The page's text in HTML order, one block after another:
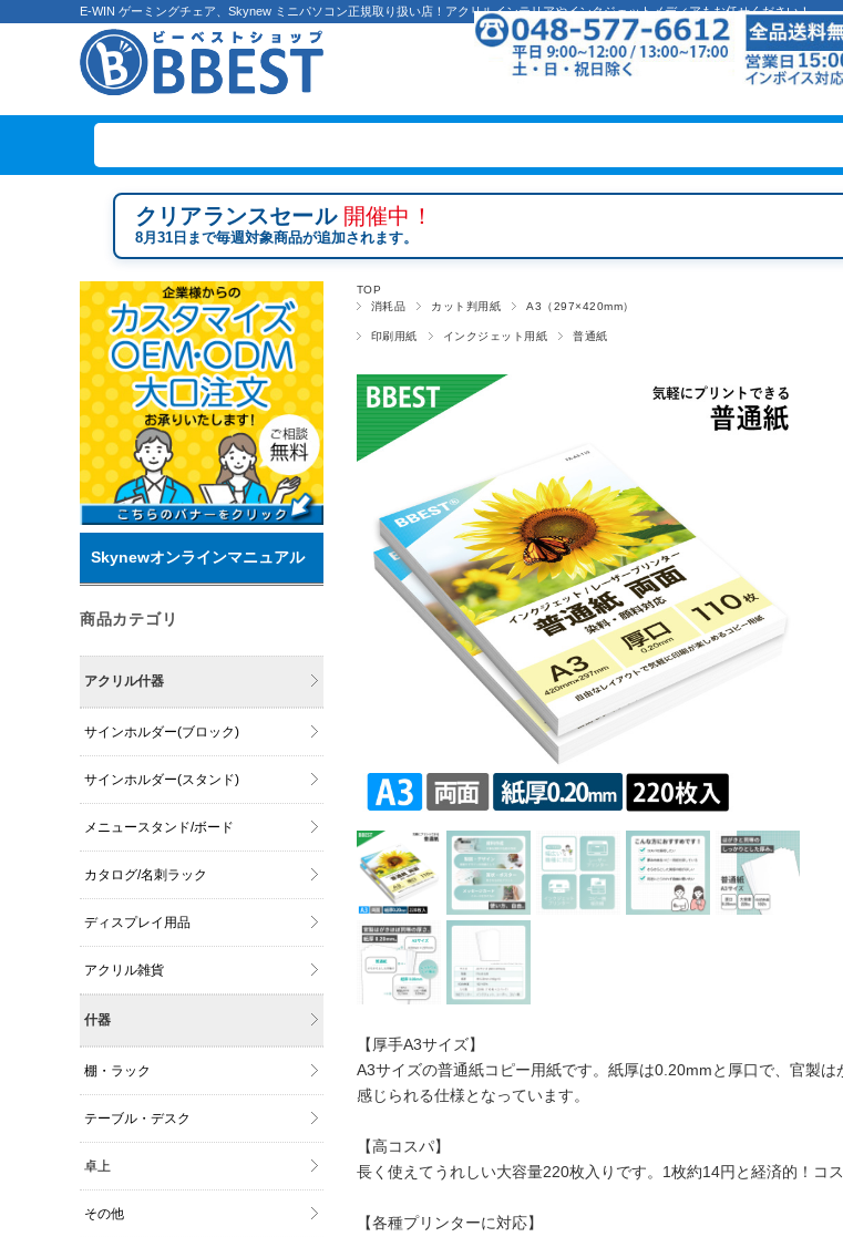
E-WIN ゲーミングチェア、Skynew ミニパソコン正規取り扱い店！アクリルインテリアやインクジェットメディアもお任せください！
クリアランスセール 開催中！
8月31日まで毎週対象商品が追加されます。
TOP
消耗品
カット判用紙 A3（297×420mm）
印刷用紙 インクジェット用紙 普通紙
【厚手A3サイズ】
A3サイズの普通紙コピー用紙です。紙厚は0.20mmと厚口で、官製
感じられる仕様となっています。
【高コスパ】
長く使えてうれしい大容量220枚入りです。1枚約14円と経済的！コ
【各種プリンターに対応】
Skynewオンラインマニュアル
商品カテゴリ
アクリル什器
サインホルダー(ブロック)
サインホルダー(スタンド)
メニュースタンド/ボード
カタログ/名刺ラック
ディスプレイ用品
アクリル雑貨
什器
棚・ラック
テーブル・デスク
卓上
その他